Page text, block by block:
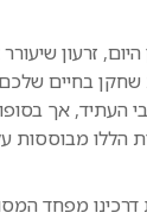
היום, זרעון
שחקן בחיים
העתיד, אך
הללו מבוססות
מפחד